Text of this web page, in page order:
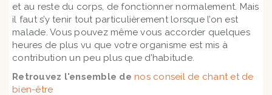
et au reste du corps, de fonctionner normalement. Mais
il faut s’y tenir tout particulièrement lorsque l’on est
malade. Vous pouvez même vous accorder quelques
heures de plus vu que votre organisme est mis à
contribution un peu plus que d’habitude.
Retrouvez l'ensemble de nos conseil de chant et de
bien-être